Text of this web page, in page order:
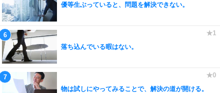
優等生ぶっていると、問題を解決できない。
落ち込んでいる暇はない。
物は試しにやってみることで、解決の道が開ける。